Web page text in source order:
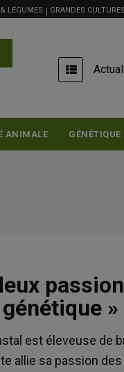
LÉGUMES GRANDES CULTURES
USER
ACCOUNT
MENU
ANIMALE GÉNÉTIQUE
»
est éleveuse de
allie sa passion